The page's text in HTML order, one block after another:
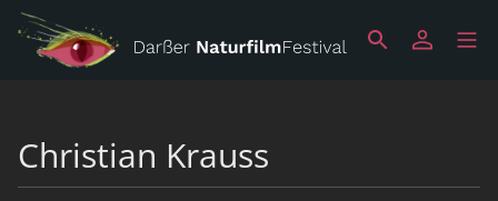
Christian Krauss